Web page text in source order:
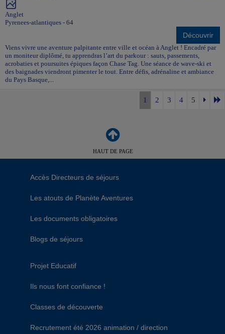
Anglet
Pyrenees-atlantiques - 64
Découvrir
Viens vivre une aventure palpitante entre ville et océan à Anglet ! Encadré par
un moniteur diplômé, tu apprendras l’art du parkour : sauts, passements,
acrobaties et poursuites épiques façon Chase Tag. Une séance de wave-ski et
des baignades viendront pimenter le tout. Entre défis, adrénaline et ambiance
du Pays Basque,...
1 2 3 4 5
HAUT DE PAGE
Accès Directeurs de séjours
Les atouts de Planète Aventures
Les documents obligatoires
Blogs de séjours
Projet Educatif
Ils nous font confiance !
Classes de découverte
Recrutement été 2026 animation / direction